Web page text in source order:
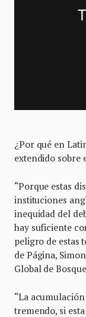
¿Por qué en
extendido sobre
“Porque estas
instituciones
inequidad del
hay suficiente
peligro de estas
de Página,
Global de
“La
tremendo, si